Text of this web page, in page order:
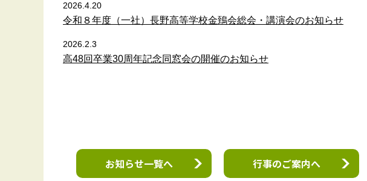
2026.4.20
令和８年度（一社）長野高等学校金鵄会総会・講演会のお知らせ
2026.2.3
高48回卒業30周年記念同窓会の開催のお知らせ
お知らせ一覧へ 行事のご案内へ